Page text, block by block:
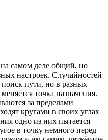
самом деле общий, но
настроек. Случайностей
пути, но в разных
точка назначения.
за пределами
кругами в своих углах
одно из них пытается
в точку немного перед